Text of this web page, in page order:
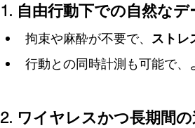
1. 自由行動下での自然なデ
拘束や麻酔が不要で、 ストレ
行動との同時計測も可能で、
2. ワイヤレスかつ長期間